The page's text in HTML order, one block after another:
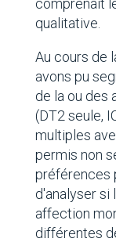
comprenait
qualitative.
Au cours de
avons pu
de la ou des
(DT2 seule,
multiples
permis non
préférences
d'analyser si
affection
différentes